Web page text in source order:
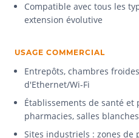
Compatible avec tous les
extension évolutive
USAGE COMMERCIAL
Entrepôts, chambres
d'Ethernet/Wi-Fi
Établissements de santé
pharmacies, salles blanches
Sites industriels : zones de